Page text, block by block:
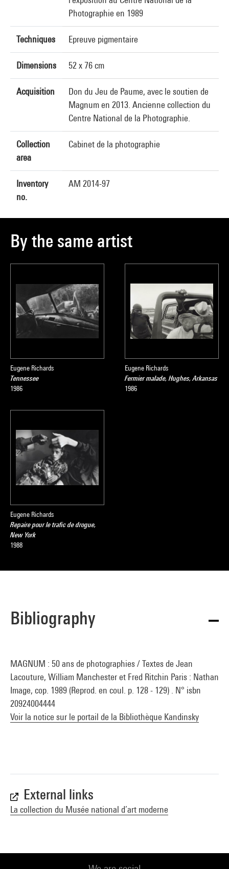
Photographie en 1989
Techniques Epreuve pigmentaire
Dimensions 52 x 76 cm
Acquisition
Don du Jeu de Paume, avec le soutien de
Magnum en 2013. Ancienne collection du
Centre National de la Photographie.
Collection
area
Cabinet de la photographie
Inventory
no.
AM 2014-97
By the same artist
Eugene Richards
Tennessee
1986
Eugene Richards
Fermier malade, Hughes, Arkansas
1986
Eugene Richards
Repaire pour le trafic de drogue,
New York
1988
Bibliography
MAGNUM : 50 ans de photographies / Textes de Jean
Lacouture, William Manchester et Fred Ritchin Paris : Nathan
Image, cop. 1989 (Reprod. en coul. p. 128 - 129) . N° isbn
20924004444
Voir la notice sur le portail de la Bibliothèque Kandinsky
External links
La collection du Musée national d’art moderne